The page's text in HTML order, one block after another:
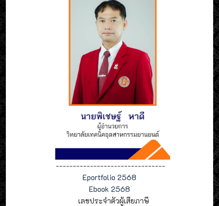
--------------------------------
Eportfolio 2568
Ebook 2568
เลขประจำตัวผู้เสียภาษี